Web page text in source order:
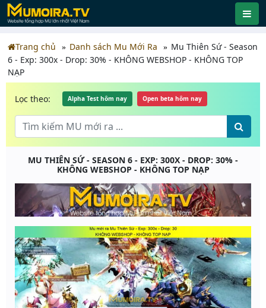
Trang chủ Danh sách Mu Mới Ra
Mu Thiên Sứ - Season
6 - Exp: 300x - Drop: 30% - KHÔNG WEBSHOP - KHÔNG TOP
NẠP
Lọc theo: Alpha Test hôm nay Open beta hôm nay
MU THIÊN SỨ - SEASON 6 - EXP: 300X - DROP: 30% -
KHÔNG WEBSHOP - KHÔNG TOP NẠP